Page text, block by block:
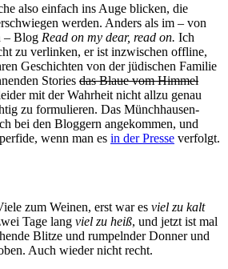
also einfach ins Auge blicken, die
werden. Anders als im – von
– Blog Read on my dear, read on. Ich
zu verlinken, er ist inzwischen offline,
Geschichten von der jüdischen Familie
Stories das Blaue vom Himmel
mit der Wahrheit nicht allzu genau
zu formulieren. Das Münchhausen-
bei den Bloggern angekommen, und
wenn man es in der Presse verfolgt.
zum Weinen, erst war es viel zu kalt
Tage lang viel zu heiß, und jetzt ist mal
Blitze und rumpelnder Donner und
Auch wieder nicht recht.